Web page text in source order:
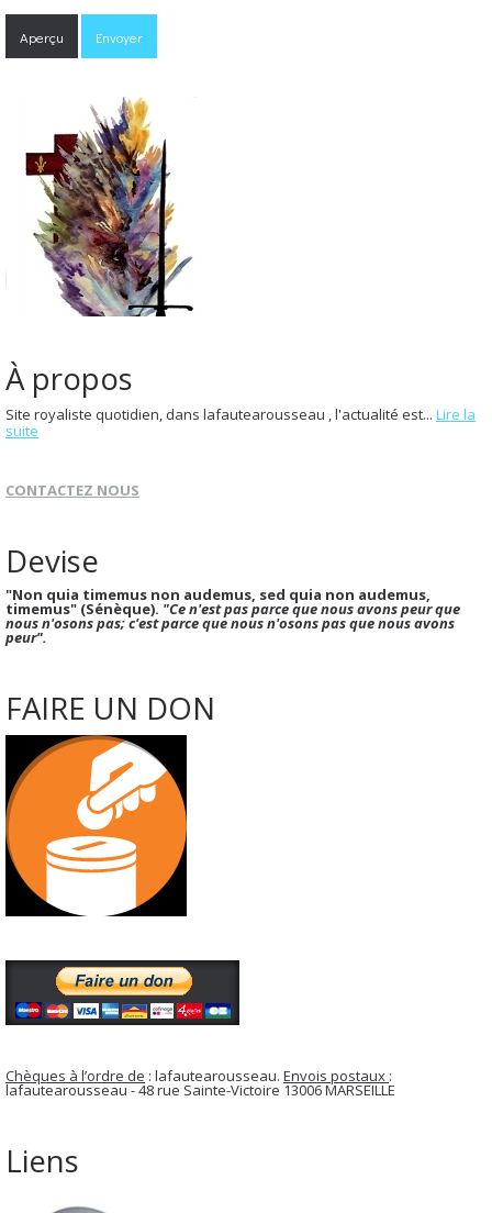
À propos
Site royaliste quotidien, dans lafautearousseau , l'actualité est... Lire la
suite
CONTACTEZ NOUS
Devise
"Non quia timemus non audemus, sed quia non audemus,
timemus" (Sénèque). "Ce n'est pas parce que nous avons peur que
nous n'osons pas; c'est parce que nous n'osons pas que nous avons
peur".
FAIRE UN DON
Chèques à l’ordre de : lafautearousseau. Envois postaux :
lafautearousseau - 48 rue Sainte-Victoire 13006 MARSEILLE
Liens